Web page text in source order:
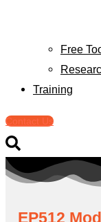
Free
Training
Contact Us
EP512